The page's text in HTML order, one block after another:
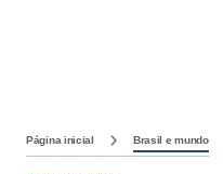
Página inicial Brasil e mundo